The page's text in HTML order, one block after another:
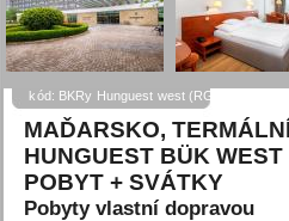
kód: BKRy Hunguest west (RGold)
MAĎARSKO,
HUNGUEST BÜK
POBYT + SVÁTKY
Pobyty vlastní dopravou